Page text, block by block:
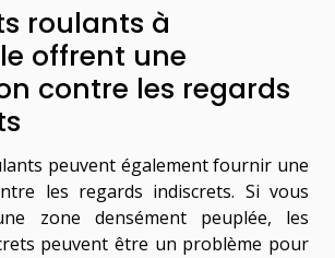
roulants à
offrent une
contre les regards
peuvent également fournir une
les regards indiscrets. Si vous
zone densément peuplée, les
peuvent être un problème pour